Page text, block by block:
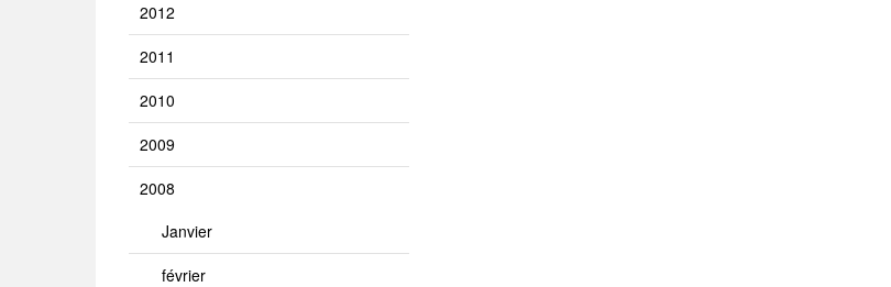
2012
2011
2010
2009
2008
Janvier
février